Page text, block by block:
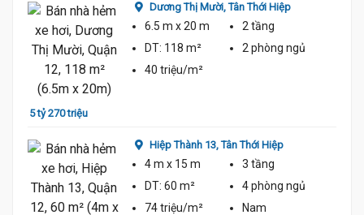
5 tỷ 270 triệu
Dương Thị Mười,Tân Thới Hiệp
6.5 m x 20 m
2 tầng
DT: 118 m² 2 phòng ngủ
40 triệu/m²
Hiệp Thành 13,Tân Thới Hiệp
4 m x 15 m
3 tầng
DT: 60 m² 4 phòng ngủ
74 triệu/m²
Nam